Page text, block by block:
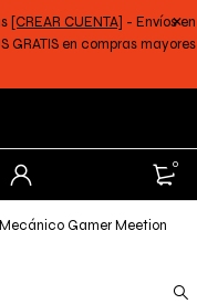
[CREAR CUENTA] - Envíos en
GRATIS en compras mayores
0
Gamer Meetion